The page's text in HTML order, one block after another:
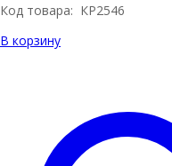
Код товара: КР2546
В корзину